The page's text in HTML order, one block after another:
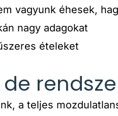
vagyunk éhesek,
nagy adagokat
ételeket
a teljes